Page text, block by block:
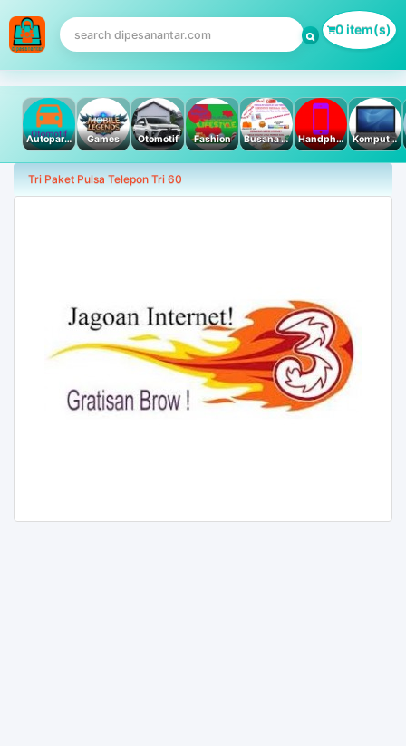
0 item(s)
Autoparts Games Otomotif Fashion Busana Muslim Handphone & Tablet Komputer PC & Laptop
Tri Paket Pulsa Telepon Tri 60